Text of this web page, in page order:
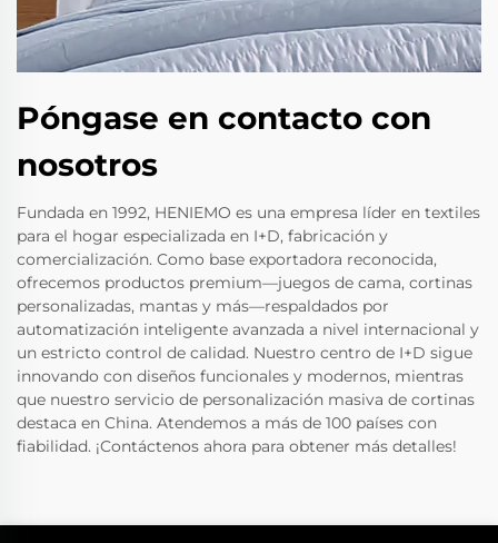
Póngase en contacto con
nosotros
Fundada en 1992, HENIEMO es una empresa líder en textiles
para el hogar especializada en I+D, fabricación y
comercialización. Como base exportadora reconocida,
ofrecemos productos premium—juegos de cama, cortinas
personalizadas, mantas y más—respaldados por
automatización inteligente avanzada a nivel internacional y
un estricto control de calidad. Nuestro centro de I+D sigue
innovando con diseños funcionales y modernos, mientras
que nuestro servicio de personalización masiva de cortinas
destaca en China. Atendemos a más de 100 países con
fiabilidad. ¡Contáctenos ahora para obtener más detalles!